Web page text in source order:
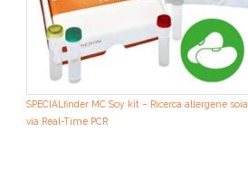
SPECIALfinder MC Soy kit – Ricerca allergene soia
via Real-Time PCR